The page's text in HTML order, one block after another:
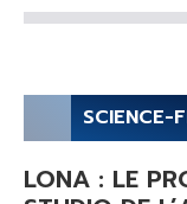
SCIENCE-
LONA : LE